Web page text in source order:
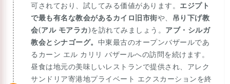
可されており、試してみる価値があります。 エジプト
で最も有名な教会があるカイロ旧市街や、 吊り下げ教
会(アル モアラカ)を訪れてみましょう。 アブ・シルガ
教会とシナゴーグ。 中東最古のオープンバザールであ
るカーン エル カリリ バザールへの訪問を続けます。
昼食は地元の美味しいレストランで提供され、アレク
サンドリア寄港地プライベート エクスカーションを終